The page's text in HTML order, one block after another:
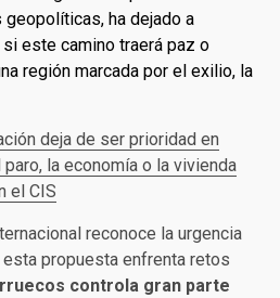
ha dejado a
este camino traerá paz o
región marcada por el exilio, la
deja de ser prioridad en
paro, la economía o la vivienda
el CIS
reconoce la urgencia
propuesta enfrenta retos
controla gran parte